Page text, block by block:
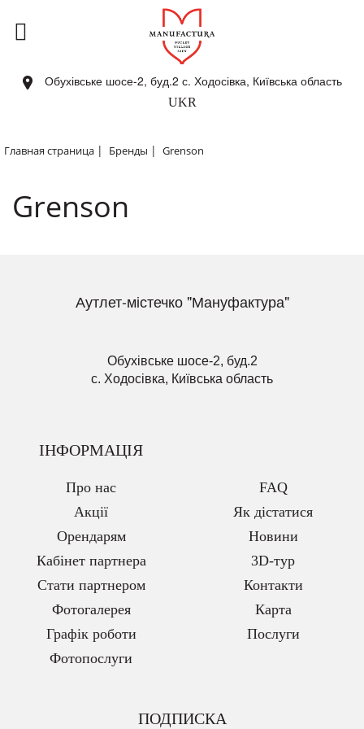
Обухівське шосе-2, буд.2 с. Ходосівка, Київська область
UKR
Главная страница | Бренды | Grenson
Grenson
Аутлет-містечко "Мануфактура"
Обухівське шосе-2, буд.2
с. Ходосівка, Київська область
ІНФОРМАЦІЯ
Про нас
Акції
Орендарям
Кабінет партнера
Стати партнером
Фотогалерея
Графік роботи
Фотопослуги
FAQ
Як дістатися
Новини
3D-тур
Контакти
Карта
Послуги
ПОДПИСКА